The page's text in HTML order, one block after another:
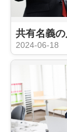
2024-06-18